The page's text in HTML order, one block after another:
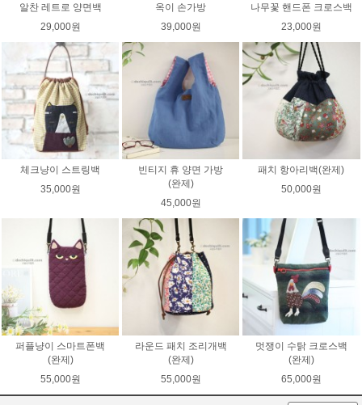
알찬 레트로 양면백
29,000원
옥이 손가방
39,000원
나무꽃 핸드폰 크로스백
23,000원
체크냥이 스트링백
35,000원
빈티지 휴 양면 가방
(완제)
45,000원
패치 항아리백(완제)
50,000원
퍼플냥이 스마트폰백
(완제)
55,000원
라운드 패치 조리개백
(완제)
55,000원
멋쟁이 수탉 크로스백
(완제)
65,000원